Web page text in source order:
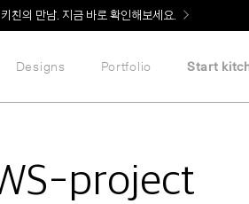
시 MMK Shop Coupon (총 60만원) 지급
Designs Portfolio Start
project